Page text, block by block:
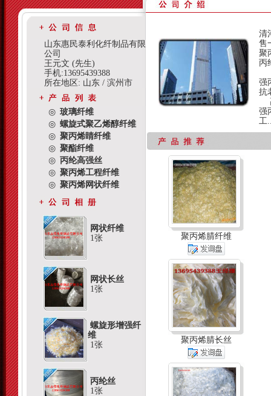
山东惠民泰利化纤制品有限
公司
王元文 (先生)
手机:13695439388
所在地区: 山东 / 滨州市
◎ 玻璃纤维
◎ 螺旋式聚乙烯醇纤维
◎ 聚丙烯睛纤维
◎ 聚酯纤维
◎ 丙纶高强丝
◎ 聚丙烯工程纤维
◎ 聚丙烯网状纤维
网状纤维
1张
网状长丝
1张
螺旋形增强纤
维
1张
丙纶丝
1张
清
售
聚
丙
强
抗
强
工
聚丙烯腈纤维
聚丙烯腈长丝